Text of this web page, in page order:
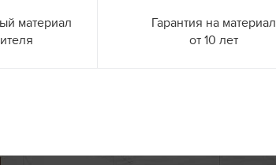
материал
Гарантия на материал
от 10 лет